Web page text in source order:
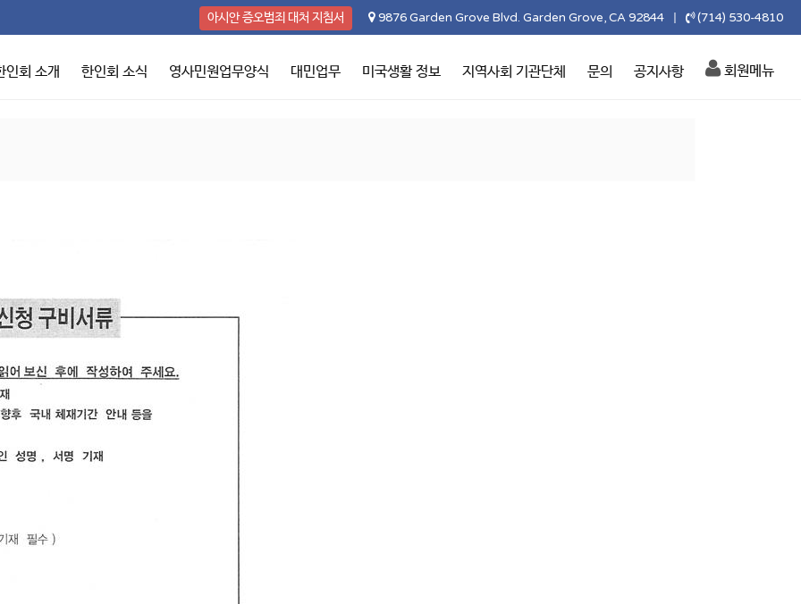
아시안 증오범죄 대처 지침서 9876 Garden Grove Blvd. Garden Grove, CA 92844 (714) 530-4810
인회 소개 한인회 소식 영사민원업무양식 대민업무 미국생활 정보 지역사회 기관단체 문의 공지사항 회원메뉴